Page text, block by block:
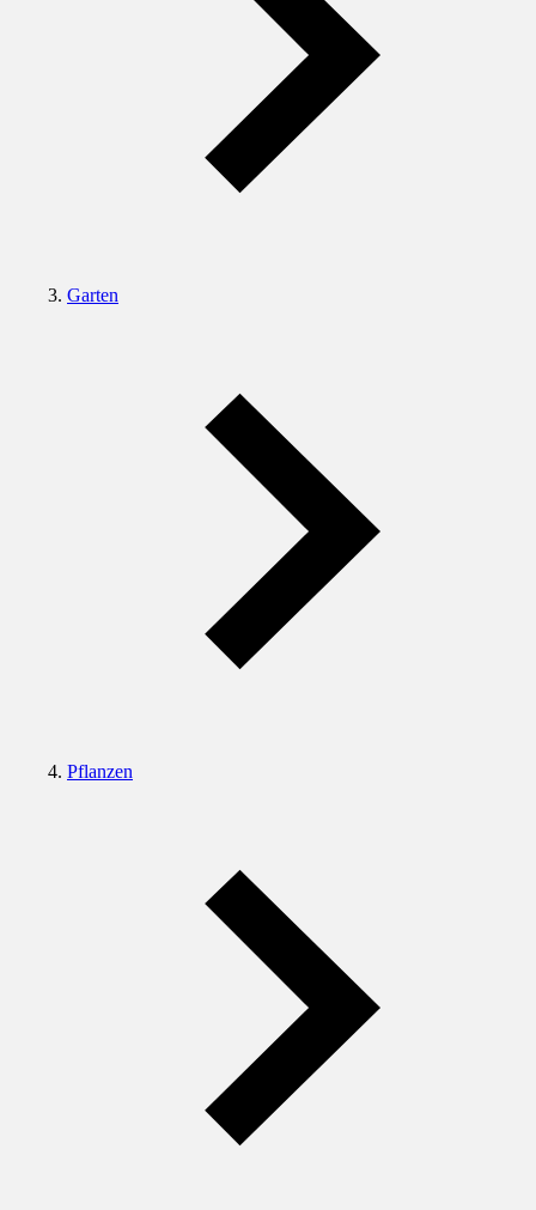
Garten
Pflanzen